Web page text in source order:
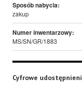
Sposób nabycia:
zakup
Numer inwentarzowy:
MS/SN/GR/1883
Cyfrowe